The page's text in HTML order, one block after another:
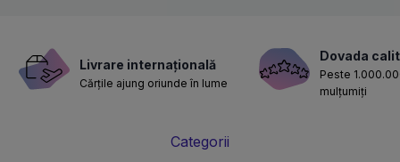
Livrare internațională
Cărțile ajung oriunde în lume
Dovada
Peste
mulțumiți
Categorii